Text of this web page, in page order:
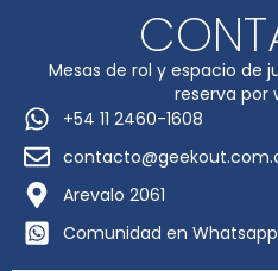
Mesas de rol y espacio de
reserva por
+54 11 2460-1608
Arevalo 2061
Comunidad en Whatsapp